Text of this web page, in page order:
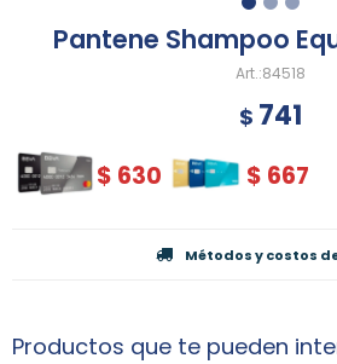
Pantene Shampoo
84518
$ 741
$ 630 $ 667
Métodos y costos
Productos que te pueden